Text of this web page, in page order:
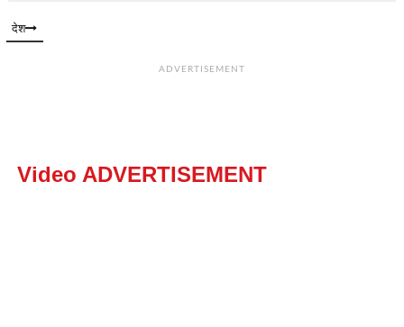
देश
ADVERTISEMENT
Video ADVERTISEMENT